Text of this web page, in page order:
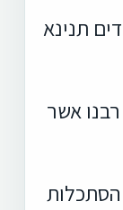
תנינא
רבנו אשר
הסתכלות